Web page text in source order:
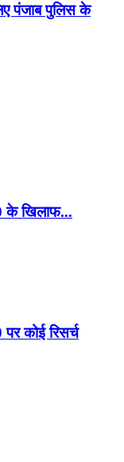
पंजाब पुलिस के
के खिलाफ...
कोई रिसर्च